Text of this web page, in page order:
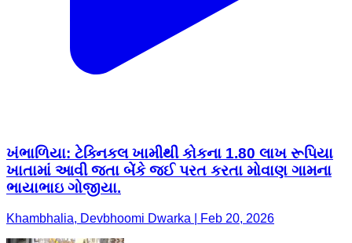
ખંભાળિયા: ટેક્નિકલ ખામીથી કોકના 1.80 લાખ રૂપિયા
ખાતામાં આવી જતા બેંકે જઈ પરત કરતા મોવાણ ગામના
ભાયાભાઇ ગોજીયા.
Khambhalia, Devbhoomi Dwarka | Feb 20, 2026